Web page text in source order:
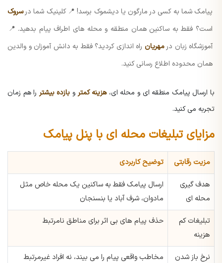
پیامک شما به کسی در مارگون یا دیشموک برسد!📍 کلینیک شما درسروک
است؟ فقط به ساکنین همان منطقه و محله های اطراف پیام بدهید. 📍
آموزشگاه زبان درمهریان راه اندازی کردید؟ فقط به دانش آموزان و والدین
همان محدوده اطلاع رسانی کنید.
با ارسال پیامک منطقه ای و محله ای،هزینه کمتر و بازده بیشتر را هم زمان
تجربه می کنید.
مزایای تبلیغات محله ای با پنل پیامک
مزیت رقابتی توضیح کاربردی
هدف گیری
محله ای
ارسال پیامک فقط به ساکنین یک محله خاص مثل
مادوان، شرف آباد یا بنسنجان
تبلیغات کم
هزینه
حذف پیام های بی اثر برای مناطق نامرتبط
نرخ باز شدن
مخاطب واقعی پیام را می بیند، نه افراد غیرمرتبط